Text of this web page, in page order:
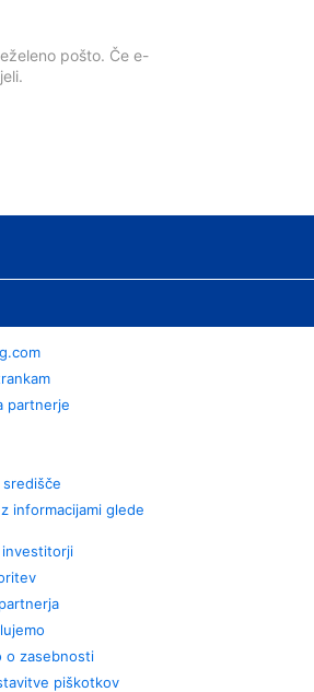
pošto. Če e-
partnerje
informacijami glede
o zasebnosti
piškotkov